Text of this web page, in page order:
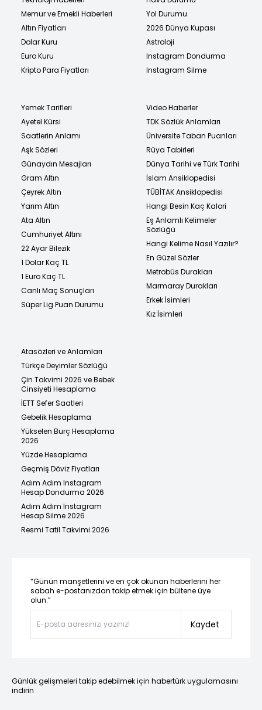
Memur ve Emekli Haberleri
Altın Fiyatları
Dolar Kuru
Euro Kuru
Kripto Para Fiyatları
Yol Durumu
2026 Dünya Kupası
Astroloji
Instagram Dondurma
Instagram Silme
Yemek Tarifleri
Ayetel Kürsi
Saatlerin Anlamı
Aşk Sözleri
Günaydın Mesajları
Gram Altın
Çeyrek Altın
Yarım Altın
Ata Altın
Cumhuriyet Altını
22 Ayar Bilezik
1 Dolar Kaç TL
1 Euro Kaç TL
Canlı Maç Sonuçları
Süper Lig Puan Durumu
Video Haberler
TDK Sözlük Anlamları
Üniversite Taban Puanları
Rüya Tabirleri
Dünya Tarihi ve Türk Tarihi
İslam Ansiklopedisi
TÜBİTAK Ansiklopedisi
Hangi Besin Kaç Kalori
Eş Anlamlı Kelimeler
Sözlüğü
Hangi Kelime Nasıl Yazılır?
En Güzel Sözler
Metrobüs Durakları
Marmaray Durakları
Erkek İsimleri
Kız İsimleri
Atasözleri ve Anlamları
Türkçe Deyimler Sözlüğü
Çin Takvimi 2026 ve Bebek
Cinsiyeti Hesaplama
İETT Sefer Saatleri
Gebelik Hesaplama
Yükselen Burç Hesaplama
2026
Yüzde Hesaplama
Geçmiş Döviz Fiyatları
Adım Adım Instagram
Hesap Dondurma 2026
Adım Adım Instagram
Hesap Silme 2026
Resmi Tatil Takvimi 2026
“Günün manşetlerini ve en çok okunan haberlerini her
sabah e-postanızdan takip etmek için bültene üye
olun.”
Kaydet
Günlük gelişmeleri takip edebilmek için habertürk uygulamasını
indirin